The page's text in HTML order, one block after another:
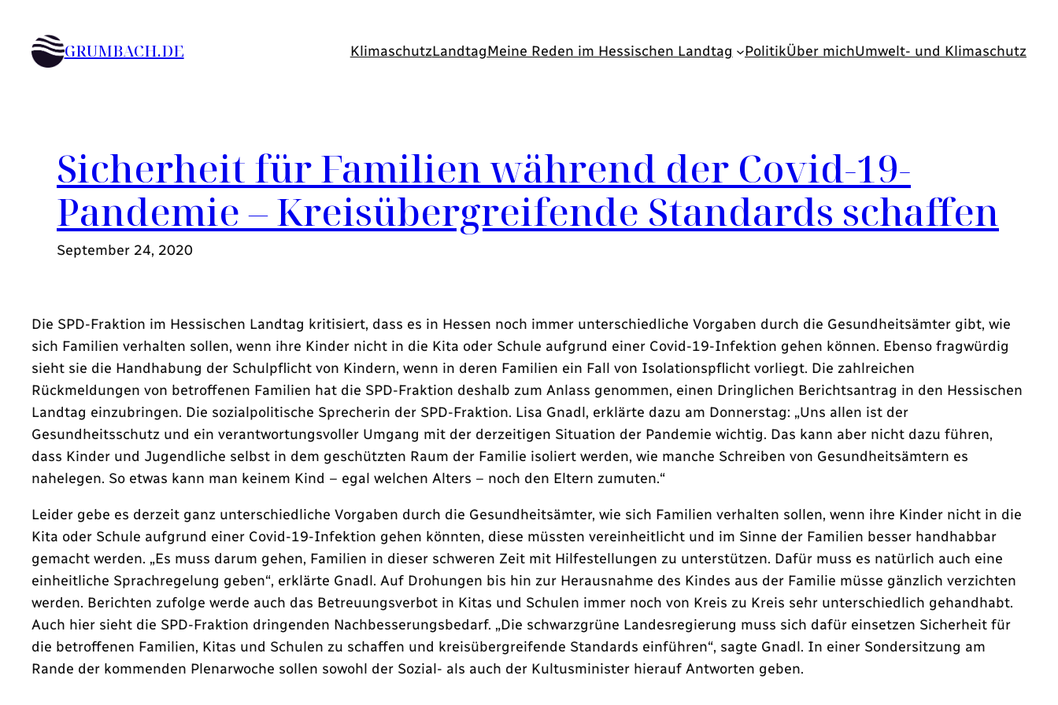
Inhalt
springenGRUMBACH.DE KlimaschutzLandtagMeine Reden im Hessischen Landtag PolitikÜber michUmwelt- und Klimaschutz
Sicherheit für Familien während der Covid-19-
Pandemie – Kreisübergreifende Standards schaffen
September 24, 2020
Die SPD-Fraktion im Hessischen Landtag kritisiert, dass es in Hessen noch immer unterschiedliche Vorgaben durch die Gesundheitsämter gibt, wie
sich Familien verhalten sollen, wenn ihre Kinder nicht in die Kita oder Schule aufgrund einer Covid-19-Infektion gehen können. Ebenso fragwürdig
sieht sie die Handhabung der Schulpflicht von Kindern, wenn in deren Familien ein Fall von Isolationspflicht vorliegt. Die zahlreichen
Rückmeldungen von betroffenen Familien hat die SPD-Fraktion deshalb zum Anlass genommen, einen Dringlichen Berichtsantrag in den Hessischen
Landtag einzubringen. Die sozialpolitische Sprecherin der SPD-Fraktion. Lisa Gnadl, erklärte dazu am Donnerstag: „Uns allen ist der
Gesundheitsschutz und ein verantwortungsvoller Umgang mit der derzeitigen Situation der Pandemie wichtig. Das kann aber nicht dazu führen,
dass Kinder und Jugendliche selbst in dem geschützten Raum der Familie isoliert werden, wie manche Schreiben von Gesundheitsämtern es
nahelegen. So etwas kann man keinem Kind – egal welchen Alters – noch den Eltern zumuten.“
Leider gebe es derzeit ganz unterschiedliche Vorgaben durch die Gesundheitsämter, wie sich Familien verhalten sollen, wenn ihre Kinder nicht in die
Kita oder Schule aufgrund einer Covid-19-Infektion gehen könnten, diese müssten vereinheitlicht und im Sinne der Familien besser handhabbar
gemacht werden. „Es muss darum gehen, Familien in dieser schweren Zeit mit Hilfestellungen zu unterstützen. Dafür muss es natürlich auch eine
einheitliche Sprachregelung geben“, erklärte Gnadl. Auf Drohungen bis hin zur Herausnahme des Kindes aus der Familie müsse gänzlich verzichten
werden. Berichten zufolge werde auch das Betreuungsverbot in Kitas und Schulen immer noch von Kreis zu Kreis sehr unterschiedlich gehandhabt.
Auch hier sieht die SPD-Fraktion dringenden Nachbesserungsbedarf. „Die schwarzgrüne Landesregierung muss sich dafür einsetzen Sicherheit für
die betroffenen Familien, Kitas und Schulen zu schaffen und kreisübergreifende Standards einführen“, sagte Gnadl. In einer Sondersitzung am
Rande der kommenden Plenarwoche sollen sowohl der Sozial- als auch der Kultusminister hierauf Antworten geben.